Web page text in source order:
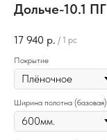
Дольче-10.1 ПГ
17 940 р. / 1 pc
Покрытие
Ширина полотна (базовая)